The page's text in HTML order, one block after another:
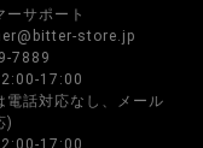
ーサポート
store.jp
7889
17:00
電話対応なし、メール
)
17:00